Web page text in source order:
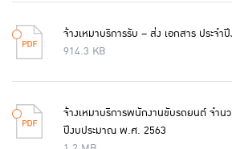
จ้างเหมาบริการรับ – ส่ง เอกสาร ประจ
914.3 KB
จ้างเหมาบริการพนักงานขับรถยนต์ จำน
ปีงบประมาณ พ.ศ. 2563